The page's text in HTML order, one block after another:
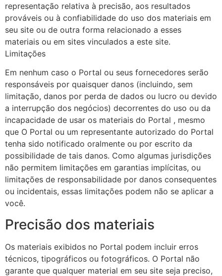
representação relativa à precisão, aos resultados
prováveis ​​ou à confiabilidade do uso dos materiais em
seu site ou de outra forma relacionado a esses
materiais ou em sites vinculados a este site.
Limitações
Em nenhum caso o Portal ou seus fornecedores serão
responsáveis ​​por quaisquer danos (incluindo, sem
limitação, danos por perda de dados ou lucro ou devido
a interrupção dos negócios) decorrentes do uso ou da
incapacidade de usar os materiais do Portal , mesmo
que O Portal ou um representante autorizado do Portal
tenha sido notificado oralmente ou por escrito da
possibilidade de tais danos. Como algumas jurisdições
não permitem limitações em garantias implícitas, ou
limitações de responsabilidade por danos consequentes
ou incidentais, essas limitações podem não se aplicar a
você.
Precisão dos materiais
Os materiais exibidos no Portal podem incluir erros
técnicos, tipográficos ou fotográficos. O Portal não
garante que qualquer material em seu site seja preciso,